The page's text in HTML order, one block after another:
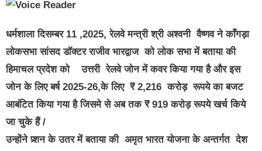
धर्मशाला दिसम्बर 11 ,2025, रेलवे मन्त्री श्री अश्वनी वैष्णव ने काँगड़ा
लोकसभा सांसद डॉक्टर राजीव भारद्वाज को लोक सभा में बताया की
हिमाचल प्रदेश को उत्तरी रेलवे जोन में कवर किया गया है और इस
जोन के लिए बर्ष 2025-26,के लिए ₹ 2,216 करोड़ रूपये का बजट
आबंटित किया गया है जिसमे से अब तक ₹ 919 करोड़ रूपये खर्च किये
जा चुके हैं /
उन्होंने प्र्शन के उतर में बताया की अमृत भारत योजना के अन्तर्गत देश